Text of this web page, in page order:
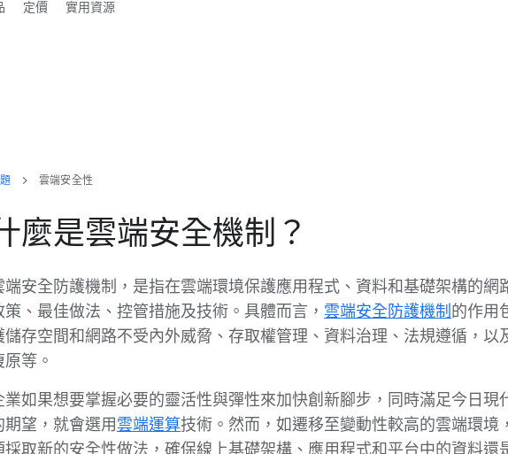
雲端安全性
麼是雲端安全機制？
端安全防護機制，是指在雲端環境保護應用程式、資料和基礎架構的網
策、最佳做法、控管措施及技術。具體而言， 雲端安全防護機制 的作用
儲存空間和網路不受內外威脅、存取權管理、資料治理、法規遵循，以
原等。
業如果想要掌握必要的靈活性與彈性來加快創新腳步，同時滿足今日現
期望，就會選用雲端運算技術。然而，如遷移至變動性較高的雲端環境
採取新的安全性做法，確保線上基礎架構、應用程式和平台中的資料還
定價 實用資源